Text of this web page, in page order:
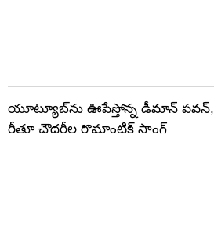
యూట్యూబ్‌ను ఊపేస్తోన్న డీమాన్ పవన్,
రీతూ చౌదరీల రొమాంటిక్ సాంగ్